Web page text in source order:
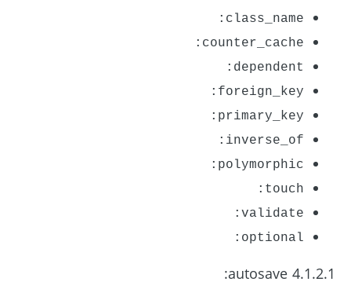
class_name:
counter_cache:
dependent:
foreign_key:
primary_key:
inverse_of:
polymorphic:
touch:
validate:
optional:
4.1.2.1 autosave: